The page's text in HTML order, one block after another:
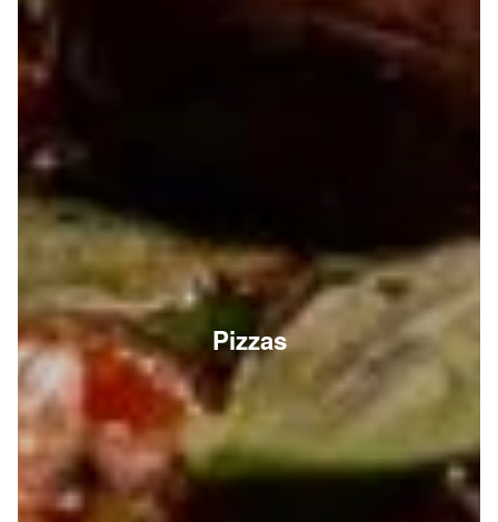
Pizzas